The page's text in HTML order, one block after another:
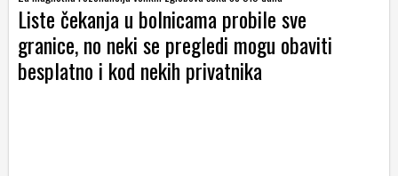
Liste čekanja u bolnicama probile sve
granice, no neki se pregledi mogu obaviti
besplatno i kod nekih privatnika